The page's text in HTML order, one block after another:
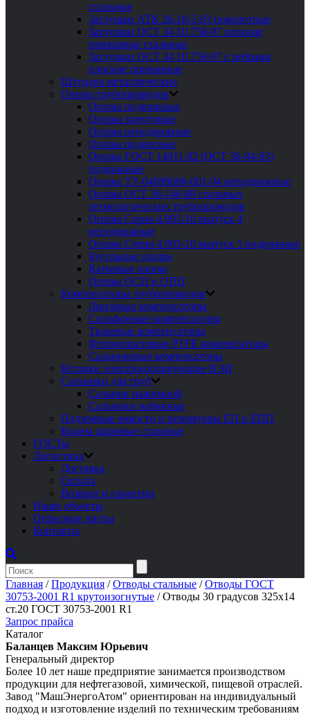
стальные
Заглушки АТК 26-18-5-93 поворотные
Заглушки ОСТ 34 10.758-97 плоские
приварные стальные
Заглушки ОСТ 34 10.759-97 с ребрами
плоские приварные
Штуцера металлические
Опоры трубопроводов
Опоры подвижные
Опоры хомутовые
Опоры неподвижные
Опоры подвесные
Опоры ГОСТ 14911-82 (ОСТ 36-94-83)
подвижные
Опоры ТУ-04698606-001-04 неподвижные
Опоры ОСТ 36-146-88 стальных
технологических трубопроводов
Опоры Серия 4.903-10 выпуск 4
неподвижные
Опоры Серия 4.903-10 выпуск 5 подвижные
Бугельные опоры
Катковые опоры
Опоры ОСП и ОПП
Компенсаторы трубопроводов
Линзовые компенсаторы
Сильфонные компенсаторы
Тканевые компенсаторы
Фторопластовые PTFE компенсаторы
Сальниковые компенсаторы
Вставки электроизолирующие ВЭИ
Сальники для труб
Сальник нажимной
Сальники набивные
Подземные емкости и резервуары ЕП и ЕПП
Краны шаровые стальные
ГОСТы
Логистика
Доставка
Оплата
Возврат и гарантии
Наши объекты
Опросные листы
Контакты
Главная /Продукция /Отводы стальные /Отводы ГОСТ
30753-2001 R1 крутоизогнутые /Отводы 30 градусов 325х14
ст.20 ГОСТ 30753-2001 R1
Запрос прайса
Каталог
Баланцев Максим Юрьевич
Генеральный директор
Более 10 лет наше предприятие занимается производством
продукции для нефтегазовой, химической, пищевой отраслей.
Завод "МашЭнергоАтом" ориентирован на индивидуальный
подход и изготовление изделий по техническим требованиям